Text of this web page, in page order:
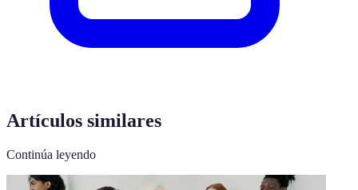
Artículos similares
Continúa leyendo